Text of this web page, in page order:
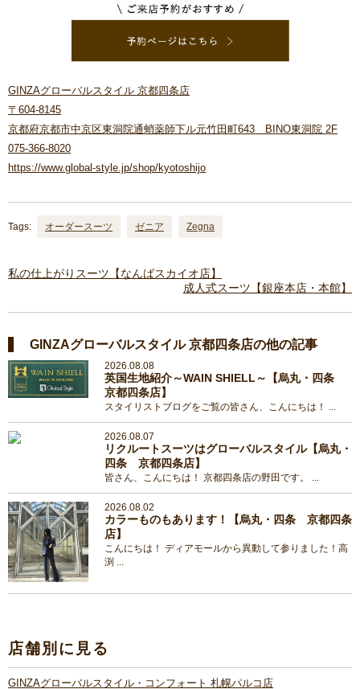
GINZAグローバルスタイル 京都四条店
〒604-8145
京都府京都市中京区東洞院通蛸薬師下ル元竹田町643 BINO東洞院 2F
075-366-8020
https://www.global-style.jp/shop/kyotoshijo
Tags: オーダースーツ ゼニア Zegna
私の仕上がりスーツ【なんばスカイオ店】
成人式スーツ【銀座本店・本館】
GINZAグローバルスタイル 京都四条店の他の記事
2026.08.08
英国生地紹介～WAIN SHIELL～【烏丸・四条
京都四条店】
スタイリストブログをご覧の皆さん、こんにちは！ ...
2026.08.07
リクルートスーツはグローバルスタイル【烏丸・
四条 京都四条店】
皆さん、こんにちは！ 京都四条店の野田です。 ...
2026.08.02
カラーものもあります！【烏丸・四条 京都四条
店】
こんにちは！ ディアモールから異動して参りました！高
渕 ...
店舗別に見る
GINZAグローバルスタイル・コンフォート 札幌パルコ店